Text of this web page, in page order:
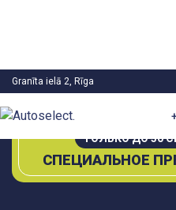
Granīta ielā 2, Rīga
ТОЛЬКО ДО 30
СПЕЦИАЛЬНОЕ